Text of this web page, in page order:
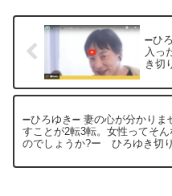
➖ひ
入っ
き切
➖ひろゆき➖ 妻の心が分かりま
すことが2転3転。女性ってそん
のでしょうか?ー ひろゆき切